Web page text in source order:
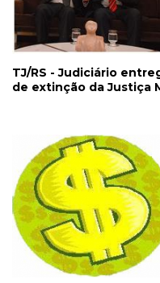
TJ/RS - Judiciário
de extinção da Justiça